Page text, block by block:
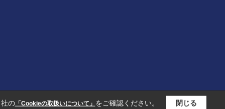
の「Cookieの取扱いについて」 をご確認ください。 閉じる